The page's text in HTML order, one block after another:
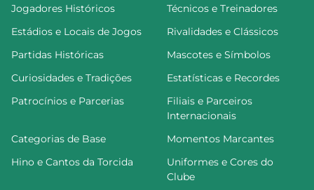
Jogadores Históricos
Técnicos e Treinadores
Estádios e Locais de Jogos
Rivalidades e Clássicos
Partidas Históricas
Mascotes e Símbolos
Curiosidades e Tradições
Estatísticas e Recordes
Patrocínios e Parcerias
Filiais e Parceiros
Internacionais
Categorias de Base
Momentos Marcantes
Hino e Cantos da Torcida
Uniformes e Cores do
Clube